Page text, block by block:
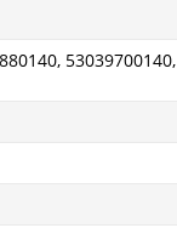
53039700140,